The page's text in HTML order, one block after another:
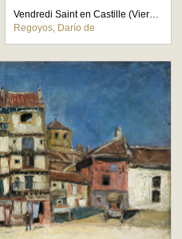
Vendredi Saint en Castille (Viernes Santo en Castilla)
Regoyos, Darío de